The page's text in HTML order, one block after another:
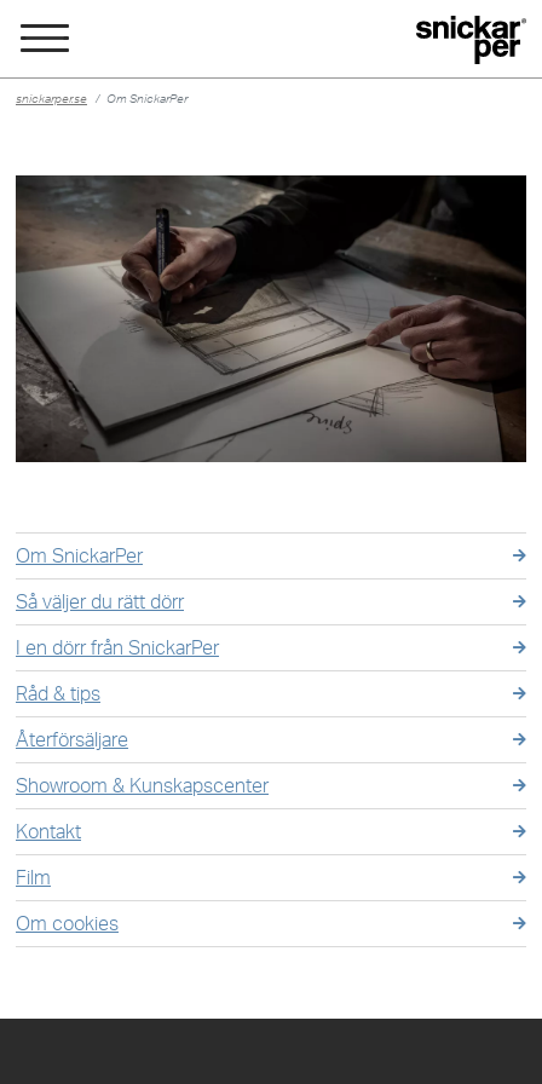
snickarper.se Om SnickarPer
Om SnickarPer
Så väljer du rätt dörr
I en dörr från SnickarPer
Råd & tips
Återförsäljare
Showroom & Kunskapscenter
Kontakt
Film
Om cookies